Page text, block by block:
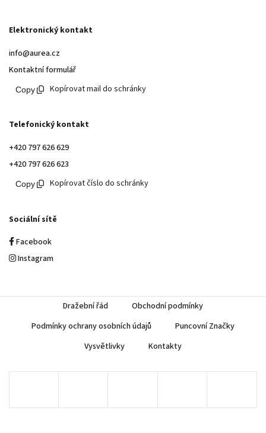
Elektronický kontakt
info@aurea.cz
Kontaktní formulář
Kopírovat mail do schránky
Telefonický kontakt
+420 797 626 629
+420 797 626 623
Kopírovat číslo do schránky
Sociální sítě
Facebook
Instagram
Dražební řád
Obchodní podmínky
Podmínky ochrany osobních údajů
Puncovní Značky
Vysvětlivky
Kontakty